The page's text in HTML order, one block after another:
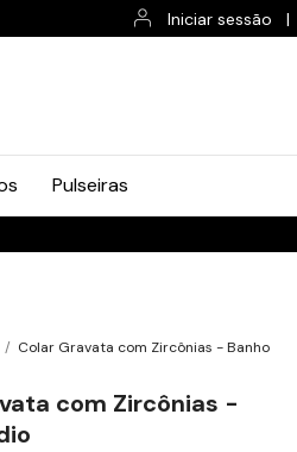
Iniciar sessão |
Pulseiras
/ Colar Gravata com Zircônias - Banho
com Zircônias -